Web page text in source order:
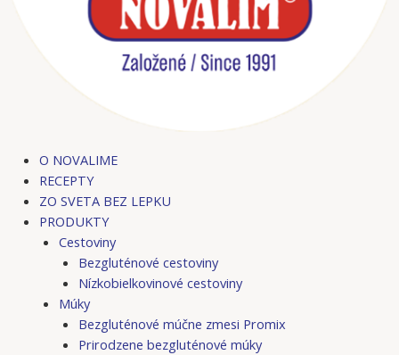
O NOVALIME
RECEPTY
ZO SVETA BEZ LEPKU
PRODUKTY
Cestoviny
Bezgluténové cestoviny
Nízkobielkovinové cestoviny
Múky
Bezgluténové múčne zmesi Promix
Prirodzene bezgluténové múky